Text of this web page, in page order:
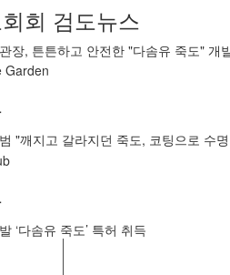
회 검도뉴스
장, 튼튼하고 안전한 "다솜유 죽도" 개
"깨지고 갈라지던 죽도, 코팅으로 수
‘다솜유 죽도’ 특허 취득